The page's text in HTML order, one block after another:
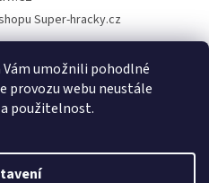
umožnili pohodlné
provozu webu neustále
použitelnost.
Super-hracky.cz
Shoptet